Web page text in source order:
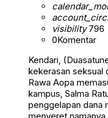
visibility796
0Komentar
Kendari,
kekerasan seksual
Rawa Aopa
kampus, Salma
penggelapan dana